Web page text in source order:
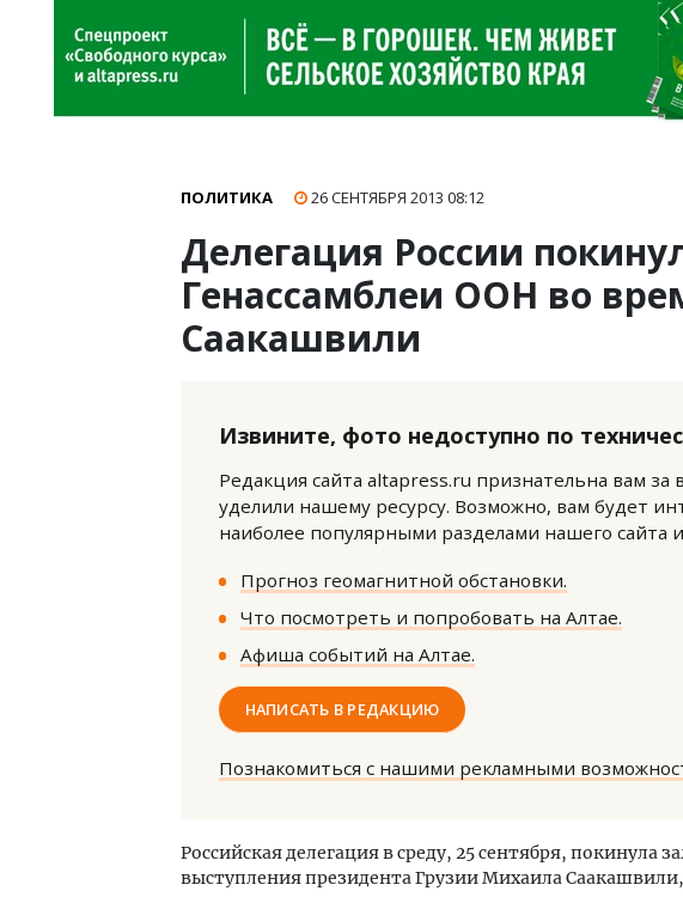
ПОЛИТИКА 26 СЕНТЯБРЯ 2013 08:12
Делегация России
Генассамблеи ООН во
Саакашвили
Извините, фото недоступно по
Редакция сайта altapress.ru признательна вам
уделили нашему ресурсу. Возможно, вам будет
наиболее популярными разделами нашего сайта
Прогноз геомагнитной обстановки.
Что посмотреть и попробовать на Алтае.
Афиша событий на Алтае.
НАПИСАТЬ В РЕДАКЦИЮ
Познакомиться с нашими рекламными
Российская делегация в среду, 25 сентября, покинула
выступления президента Грузии Михаила
Двухуровневые номера и вид на горы.
ДОМА И КВАРТИРЫ
Архитектурный код
стандартом
СТРОИТЕЛЬСТВО